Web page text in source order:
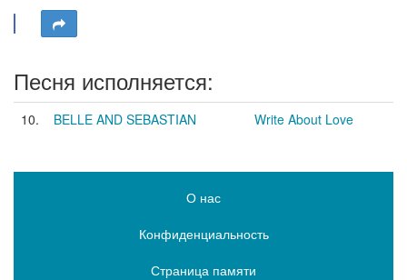
Песня исполняется:
10. BELLE AND SEBASTIAN Write About Love
О нас
Конфиденциальность
Страница памяти